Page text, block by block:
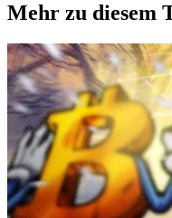
Mehr zu diesem